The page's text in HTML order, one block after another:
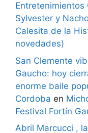
Entretenimientos
Sylvester y
Calesita de la
novedades)
San Clemente
Gaucho: hoy
enorme baile
Cordoba en
Festival Fortín
Abril Marcucci ,